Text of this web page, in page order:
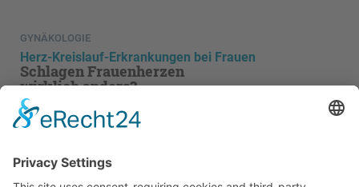
GYNÄKOLOGIE
Herz-Kreislauf-Erkrankungen bei Frauen
Schlagen Frauenherzen
wirklich anders?
Geschlechtsspezifische Unterschiede bei Herz-Kreislauf-
Erkrankungen sind evident. Doch worauf ...